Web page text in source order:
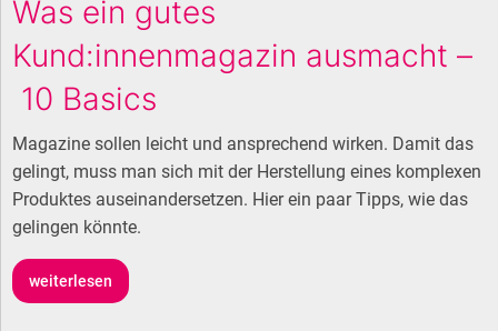
Was ein gutes
Kund:innenmagazin ausmacht –
10 Basics
Magazine sollen leicht und ansprechend wirken. Damit das
gelingt, muss man sich mit der Herstellung eines komplexen
Produktes auseinandersetzen. Hier ein paar Tipps, wie das
gelingen könnte.
weiterlesen